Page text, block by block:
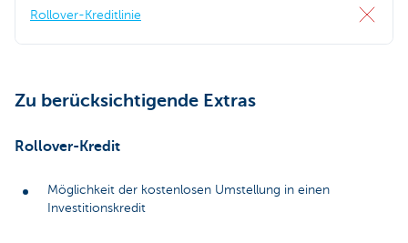
Rollover-Kreditlinie
Zu berücksichtigende Extras
Rollover-Kredit
Möglichkeit der kostenlosen Umstellung in einen
Investitionskredit